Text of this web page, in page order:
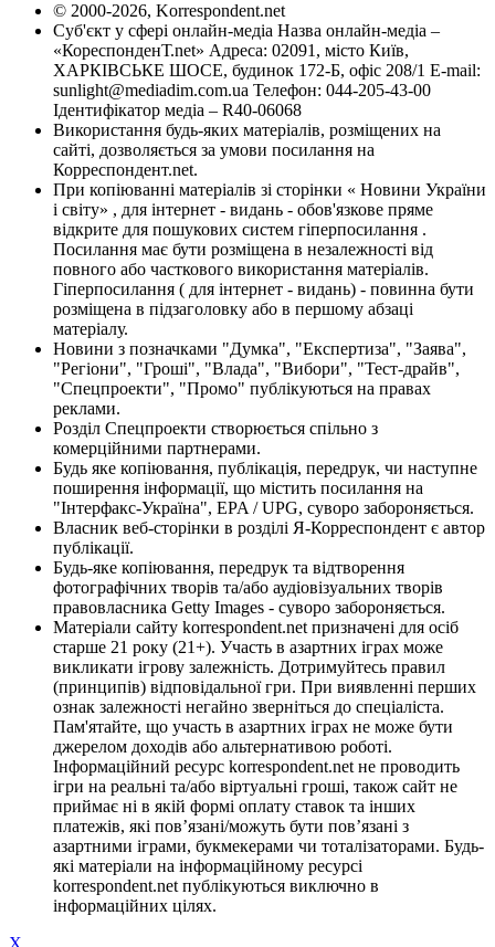
© 2000-2026, Korrespondent.net
Суб'єкт у сфері онлайн-медіа Назва онлайн-медіа –
«КореспонденТ.net» Адреса: 02091, місто Київ,
ХАРКІВСЬКЕ ШОСЕ, будинок 172-Б, офіс 208/1 E-mail:
sunlight@mediadim.com.ua Телефон: 044-205-43-00
Ідентифікатор медіа – R40-06068
Використання будь-яких матеріалів, розміщених на
сайті, дозволяється за умови посилання на
Корреспондент.net.
При копіюванні матеріалів зі сторінки « Новини України
і світу» , для інтернет - видань - обов'язкове пряме
відкрите для пошукових систем гіперпосилання .
Посилання має бути розміщена в незалежності від
повного або часткового використання матеріалів.
Гіперпосилання ( для інтернет - видань) - повинна бути
розміщена в підзаголовку або в першому абзаці
матеріалу.
Новини з позначками "Думка", "Експертиза", "Заява",
"Регіони", "Гроші", "Влада", "Вибори", "Тест-драйв",
"Спецпроекти", "Промо" публікуються на правах
реклами.
Розділ Спецпроекти створюється спільно з
комерційними партнерами.
Будь яке копіювання, публікація, передрук, чи наступне
поширення інформації, що містить посилання на
"Інтерфакс-Україна", EPA / UPG, суворо забороняється.
Власник веб-сторінки в розділі Я-Корреспондент є автор
публікації.
Будь-яке копіювання, передрук та відтворення
фотографічних творів та/або аудіовізуальних творів
правовласника Getty Images - суворо забороняється.
Матеріали сайту korrespondent.net призначені для осіб
старше 21 року (21+). Участь в азартних іграх може
викликати ігрову залежність. Дотримуйтесь правил
(принципів) відповідальної гри. При виявленні перших
ознак залежності негайно зверніться до спеціаліста.
Пам'ятайте, що участь в азартних іграх не може бути
джерелом доходів або альтернативою роботі.
Інформаційний ресурс korrespondent.net не проводить
ігри на реальні та/або віртуальні гроші, також сайт не
приймає ні в якій формі оплату ставок та інших
платежів, які пов’язані/можуть бути пов’язані з
азартними іграми, букмекерами чи тоталізаторами. Будь-
які матеріали на інформаційному ресурсі
korrespondent.net публікуються виключно в
інформаційних цілях.